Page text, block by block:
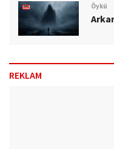
Öykü
REKLAM